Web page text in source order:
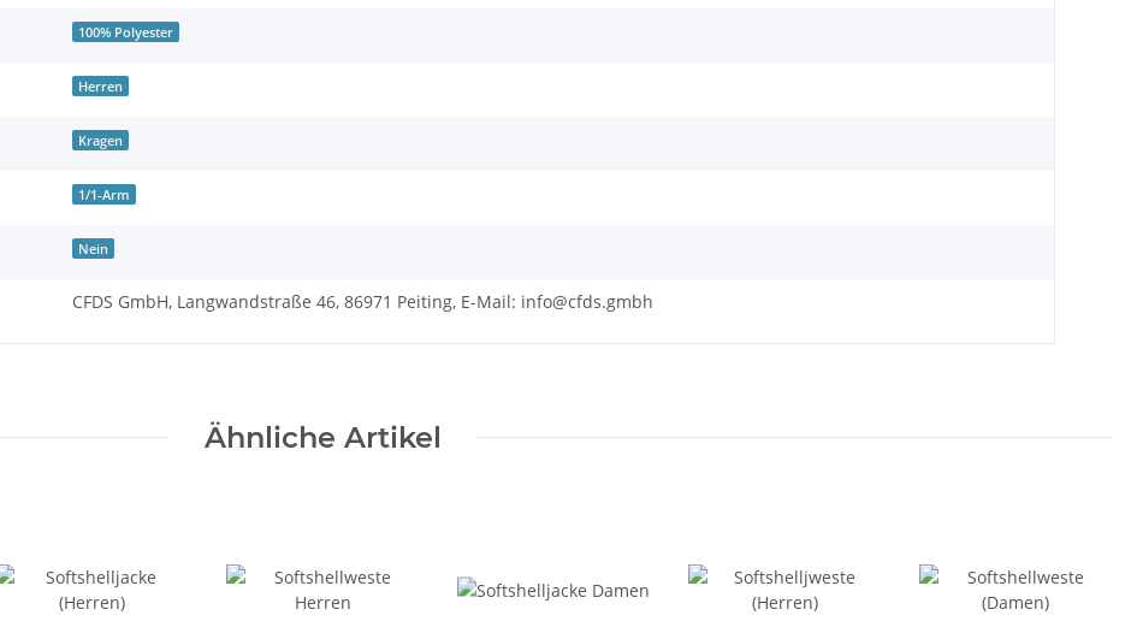
100% Polyester
Herren
Kragen
1/1-Arm
Nein
CFDS GmbH, Langwandstraße 46, 86971 Peiting, E-Mail: info@cfds.gmbh
Ähnliche Artikel